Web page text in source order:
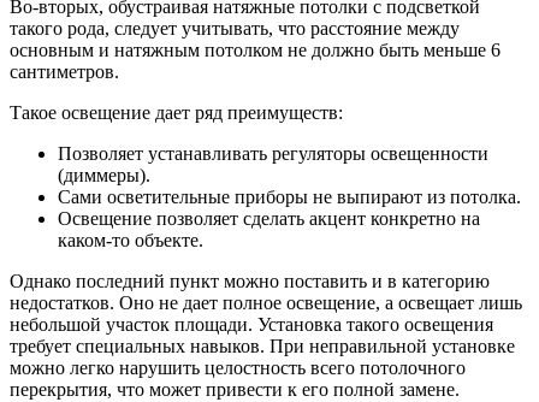
Во-вторых, обустраивая натяжные потолки с подсветкой
такого рода, следует учитывать, что расстояние между
основным и натяжным потолком не должно быть меньше 6
сантиметров.
Такое освещение дает ряд преимуществ:
Позволяет устанавливать регуляторы освещенности
(диммеры).
Сами осветительные приборы не выпирают из потолка.
Освещение позволяет сделать акцент конкретно на
каком-то объекте.
Однако последний пункт можно поставить и в категорию
недостатков. Оно не дает полное освещение, а освещает лишь
небольшой участок площади. Установка такого освещения
требует специальных навыков. При неправильной установке
можно легко нарушить целостность всего потолочного
перекрытия, что может привести к его полной замене.